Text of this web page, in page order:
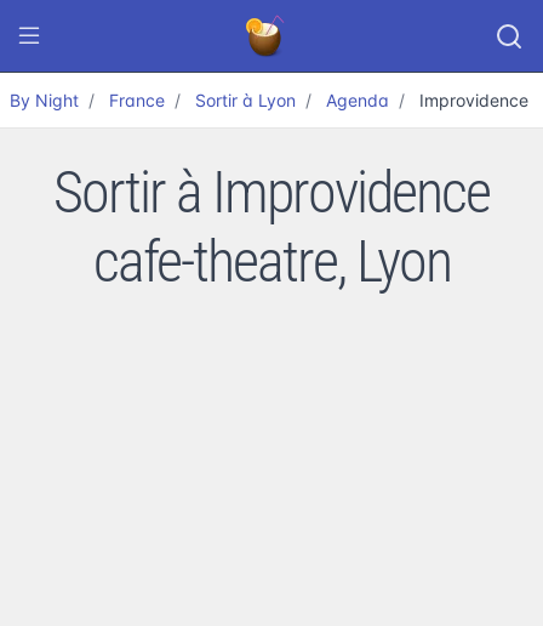
By Night France Sortir à Lyon Agenda Improvidence
Sortir à Improvidence
cafe-theatre, Lyon